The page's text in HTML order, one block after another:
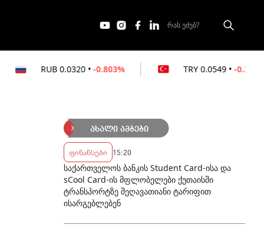
• -0.803% TRY 0.0549 • -0.364%
ახალი ამბები
ფინანსები 15:20
საქართველოს ბანკის Student Card-ისა და
sCool Card-ის მფლობელები ქუთაისში
ტრანსპორტზე შეღავათიანი ტარიფით
ისარგებლებენ